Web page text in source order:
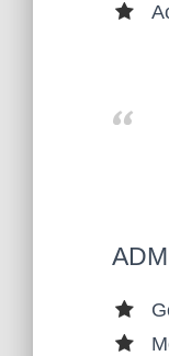
RAT
ION